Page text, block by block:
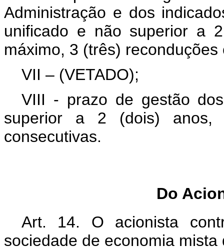
Administração e dos
unificado e não superior a
máximo, 3 (três) reconduções
VII – (VETADO);
VIII - prazo de gestão
superior a 2 (dois) anos,
consecutivas.
Do
Art. 14. O acionista
sociedade de economia mista